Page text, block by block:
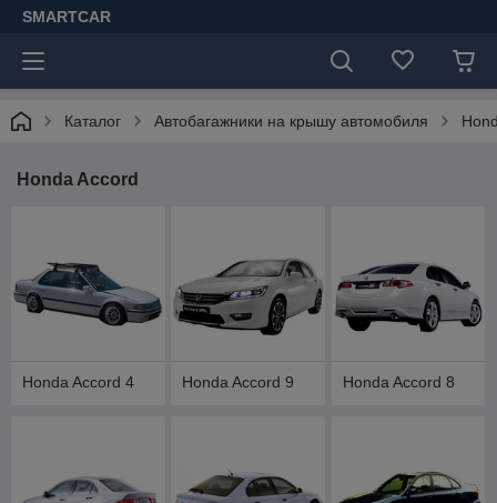
SMARTCAR
Каталог Автобагажники на крышу автомобиля
Honda Accord
Honda Accord 4 Honda Accord 9 Honda Accord 8